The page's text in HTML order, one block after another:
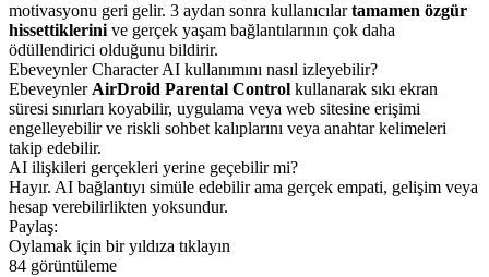
motivasyonu geri gelir. 3 aydan sonra kullanıcılartamamen özgür
hissettiklerinive gerçek yaşam bağlantılarının çok daha
ödüllendirici olduğunu bildirir.
Ebeveynler Character AI kullanımını nasıl izleyebilir?
EbeveynlerAirDroid Parental Control kullanarak sıkı ekran
süresi sınırları koyabilir, uygulama veya web sitesine erişimi
engelleyebilir ve riskli sohbet kalıplarını veya anahtar kelimeleri
takip edebilir.
AI ilişkileri gerçekleri yerine geçebilir mi?
Hayır. AI bağlantıyı simüle edebilir ama gerçek empati, gelişim veya
hesap verebilirlikten yoksundur.
Paylaş:
Oylamak için bir yıldıza tıklayın
84 görüntüleme